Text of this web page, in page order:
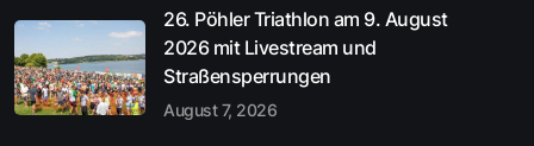
26. Pöhler Triathlon am 9. August
2026 mit Livestream und
Straßensperrungen
August 7, 2026